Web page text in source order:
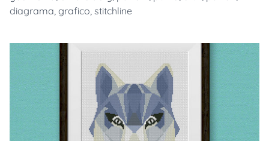
diagrama, grafico, stitchline